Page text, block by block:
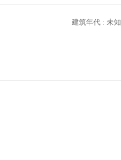
建筑年代 : 未知